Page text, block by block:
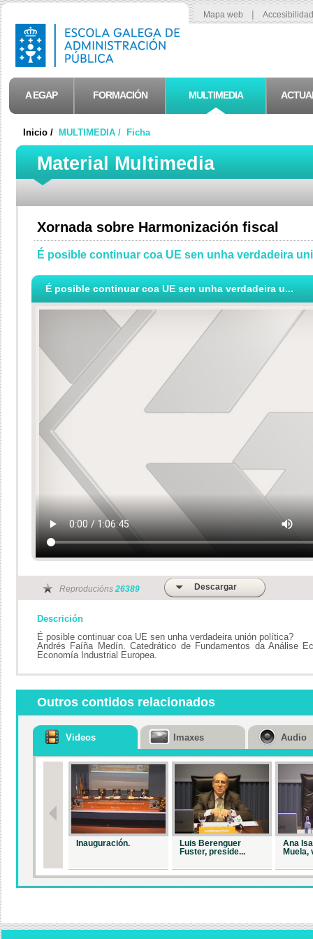
Mapa web |
A EGAP FORMACIÓN MULTIMEDIA
Inicio / MULTIMEDIA / Ficha
Material Multimedia
Xornada sobre Harmonización fiscal
É posible continuar coa UE sen unha verdadeira
É posible continuar coa UE sen unha verdadeira u...
Reproducións 26389 Descargar
Descrición
É posible continuar coa UE sen unha verdadeira unión política?
Andrés Faíña Medín. Catedrático de Fundamentos da Análise
Economía Industrial Europea.
Outros contidos relacionados
Videos
Inauguración.
Luis Berenguer
Fuster, preside...
Ana
Muela,
Imaxes Audio